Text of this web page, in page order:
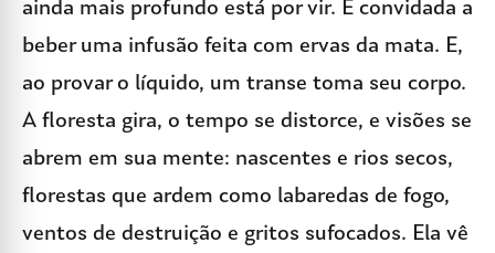
ainda mais profundo está por vir. É convidada a
beber uma infusão feita com ervas da mata. E,
ao provar o líquido, um transe toma seu corpo.
A floresta gira, o tempo se distorce, e visões se
abrem em sua mente: nascentes e rios secos,
florestas que ardem como labaredas de fogo,
ventos de destruição e gritos sufocados. Ela vê